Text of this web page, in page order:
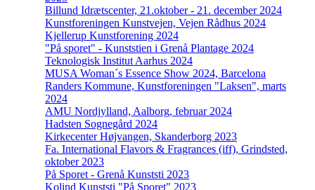
Billund Idrætscenter, 21.oktober - 21. december 2024
Kunstforeningen Kunstvejen, Vejen Rådhus 2024
Kjellerup Kunstforening 2024
"På sporet" - Kunststien i Grenå Plantage 2024
Teknologisk Institut Aarhus 2024
MUSA Woman´s Essence Show 2024, Barcelona
Randers Kommune, Kunstforeningen "Laksen", marts
2024
AMU Nordjylland, Aalborg, februar 2024
Hadsten Sognegård 2024
Kirkecenter Højvangen, Skanderborg 2023
Fa. International Flavors & Fragrances (iff), Grindsted,
oktober 2023
På Sporet - Grenå Kunststi 2023
Kolind Kunststi "På Sporet" 2023